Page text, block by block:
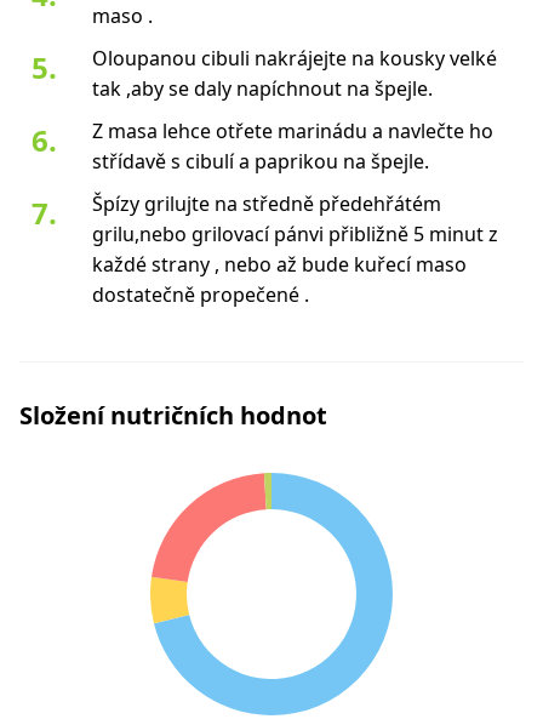
maso .
Oloupanou cibuli nakrájejte na kousky velké
tak ,aby se daly napíchnout na špejle.
Z masa lehce otřete marinádu a navlečte ho
střídavě s cibulí a paprikou na špejle.
Špízy grilujte na středně předehřátém
grilu,nebo grilovací pánvi přibližně 5 minut z
každé strany , nebo až bude kuřecí maso
dostatečně propečené .
Složení nutričních hodnot